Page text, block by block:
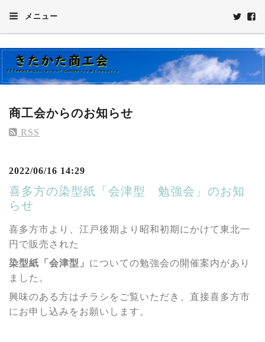
メニュー
商工会からのお知らせ
RSS
2022/06/16 14:29
喜多方の染型紙「会津型 勉強会」のお知
らせ
喜多方市より、江戸後期より昭和初期にかけて東北一
円で販売された
染型紙「会津型」 についての勉強会の開催案内があり
ました。
興味のある方はチラシをご覧いただき、直接喜多方市
にお申し込みをお願いします。